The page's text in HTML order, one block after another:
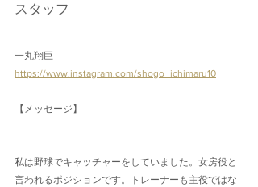
スタッフ
一丸翔巨
https://www.instagram.com/shogo_ichimaru10
【メッセージ】
私は野球でキャッチャーをしていました。女房役と
言われるポジションです。トレーナーも主役ではな